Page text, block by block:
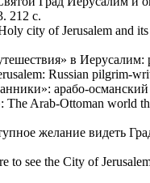
212 с.
city of Jerusalem and
в
Russian pilgrim-
арабо-
The Arab-Ottoman world
желание видеть
to see the City of